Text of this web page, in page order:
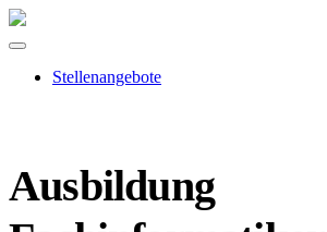
Stellenangebote
Ausbildung